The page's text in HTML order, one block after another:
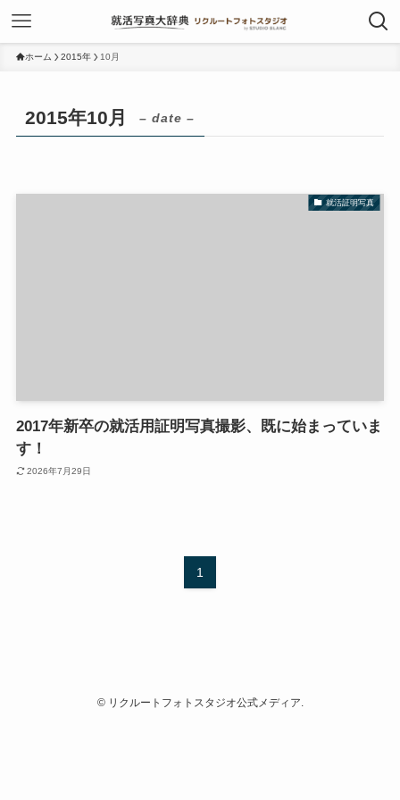
ホーム 2015年 10月
2015年10月 – date –
就活証明写真
2017年新卒の就活用証明写真撮影、既に始まっていま
す！
2026年7月29日
1
©リクルートフォトスタジオ公式メディア.